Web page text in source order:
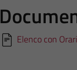
Elenco con Orari